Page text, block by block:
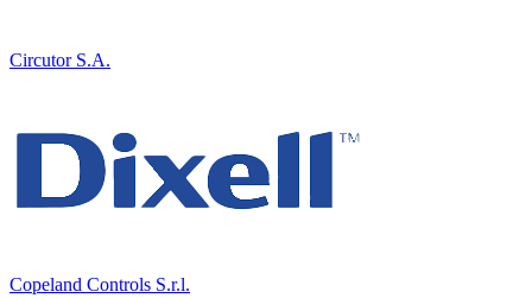
Circutor S.A.
Copeland Controls S.r.l.